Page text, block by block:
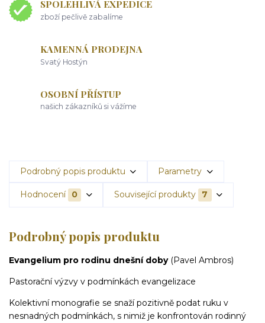
SPOLEHLIVÁ EXPEDICE
zboží pečlivě zabalíme
KAMENNÁ PRODEJNA
Svatý Hostýn
OSOBNÍ PŘÍSTUP
našich zákazníků si vážíme
Podrobný popis produktu Parametry
Hodnocení 0 Související produkty 7
Podrobný popis produktu
Evangelium pro rodinu dnešní doby (Pavel Ambros)
Pastorační výzvy v podmínkách evangelizace
Kolektivní monografie se snaží pozitivně podat ruku v
nesnadných podmínkách, s nimiž je konfrontován rodinný